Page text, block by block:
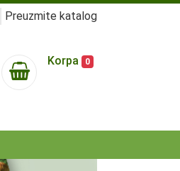
Preuzmite katalog
Korpa 0